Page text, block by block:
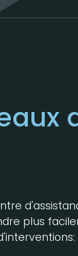
plus